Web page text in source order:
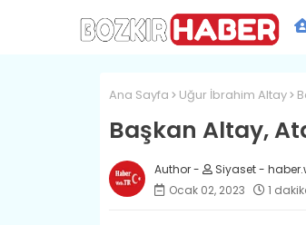
Ana Sayfa Uğur İbrahim Altay
Başkan Altay,
Siyaset -
Ocak 02, 2023
1